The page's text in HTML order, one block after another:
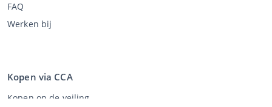
FAQ
Werken bij
Kopen via CCA
Kopen op de veiling